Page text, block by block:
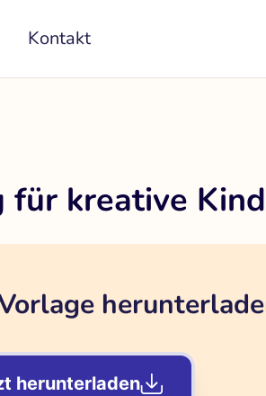
Kontakt
für kreative
herunterladen